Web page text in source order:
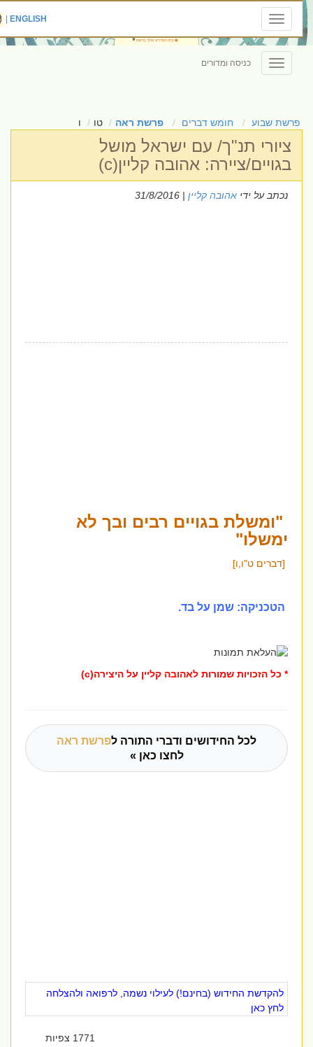
Toggle
navigation
ENGLISH
|
Toggle
navigation
כניסה ומדורים
פרשת שבוע חומש דברים פרשת ראה טו ו
ציורי תנ"ך/ עם ישראל מושל
בגויים/ציירה: אהובה קליין(c)
נכתב על ידיאהובה קליין| 31/8/2016
"ומשלת בגויים רבים ובך לא
ימשלו"
[דברים ט"ו,ו]
הטכניקה: שמן על בד.
* כל הזכויות שמורות לאהובה קליין על היצירה(c)
לכל החידושים ודברי התורה לפרשת ראה
לחצו כאן »
להקדשת החידוש (בחינם!) לעילוי נשמה, לרפואה ולהצלחה
לחץ כאן
1771 צפיות